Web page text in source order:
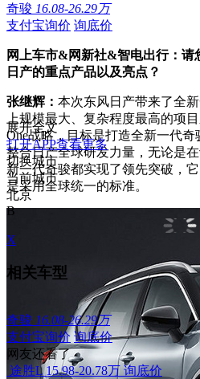
奇骏 16.08-26.29万
支付宝询价 询底价
网上车市&网新社&智电出行：请
日产的重点产品以及亮点？
张继辉： 本次东风日产带来了全
上规模最大、复杂程度最高的项
One战略，目标是打造全新一代奇
整合日产全球研发力量，无论是
新一代奇骏都实现了领先突破，
是采用全球统一的标准。
展开全文
打开APP查看更多
切换城市
当前城市
北京
B
X
相关车型
奇骏 16.08-26.29万
支付宝询价 询底价
网友还看了
途胜L 15.98-20.78万 询底价